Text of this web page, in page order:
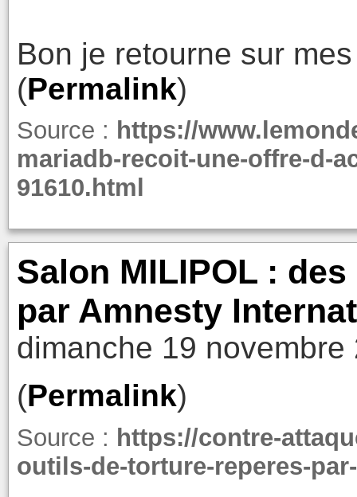
Bon je retourne sur
(Permalink)
Source : https://
mariadb-recoit-une-offre-d-
91610.html
Salon MILIPOL :
par Amnesty
dimanche 19 novembre
(Permalink)
Source : https://contre-
outils-de-torture-reperes-